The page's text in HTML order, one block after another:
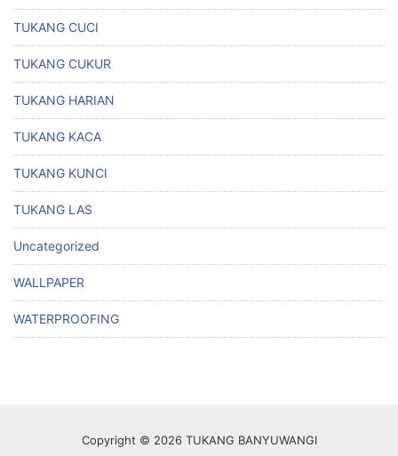
TUKANG CUCI
TUKANG CUKUR
TUKANG HARIAN
TUKANG KACA
TUKANG KUNCI
TUKANG LAS
Uncategorized
WALLPAPER
WATERPROOFING
Copyright © 2026 TUKANG BANYUWANGI